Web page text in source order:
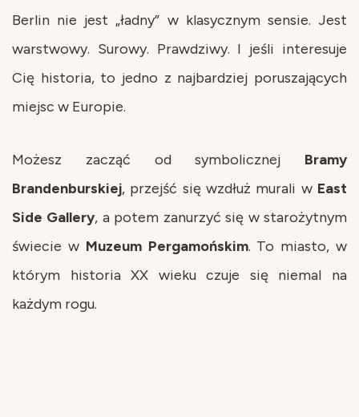
Berlin nie jest „ładny” w klasycznym sensie. Jest
warstwowy. Surowy. Prawdziwy. I jeśli interesuje
Cię historia, to jedno z najbardziej poruszających
miejsc w Europie.
Możesz zacząć od symbolicznej Bramy
Brandenburskiej, przejść się wzdłuż murali w East
Side Gallery, a potem zanurzyć się w starożytnym
świecie w Muzeum Pergamońskim. To miasto, w
którym historia XX wieku czuje się niemal na
każdym rogu.